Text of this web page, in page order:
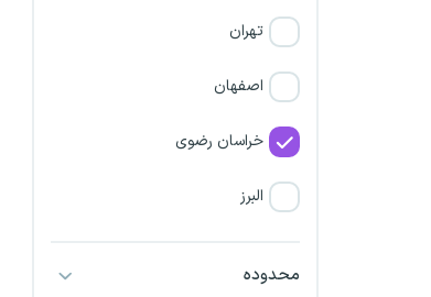
تهران
اصفهان
خراسان رضوی
البرز
محدوده